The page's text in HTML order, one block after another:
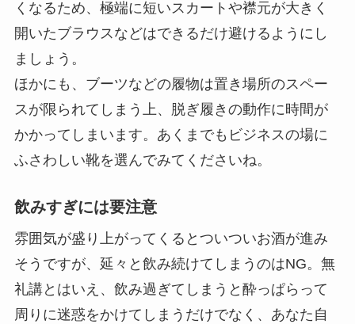
くなるため、極端に短いスカートや襟元が大きく
開いたブラウスなどはできるだけ避けるようにし
ましょう。
ほかにも、ブーツなどの履物は置き場所のスペー
スが限られてしまう上、脱ぎ履きの動作に時間が
かかってしまいます。あくまでもビジネスの場に
ふさわしい靴を選んでみてくださいね。
飲みすぎには要注意
雰囲気が盛り上がってくるとついついお酒が進み
そうですが、延々と飲み続けてしまうのはNG。無
礼講とはいえ、飲み過ぎてしまうと酔っぱらって
周りに迷惑をかけてしまうだけでなく、あなた自